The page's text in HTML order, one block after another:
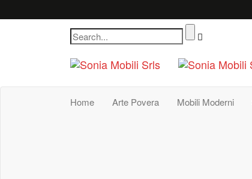
Home Arte Povera Mobili Moderni